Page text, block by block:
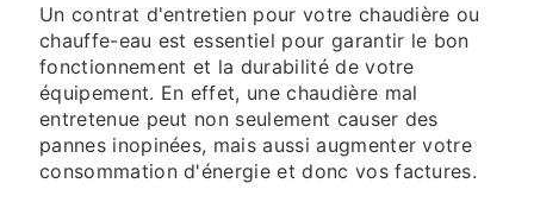
Un contrat d'entretien pour votre chaudière ou
chauffe-eau est essentiel pour garantir le bon
fonctionnement et la durabilité de votre
équipement. En effet, une chaudière mal
entretenue peut non seulement causer des
pannes inopinées, mais aussi augmenter votre
consommation d'énergie et donc vos factures.